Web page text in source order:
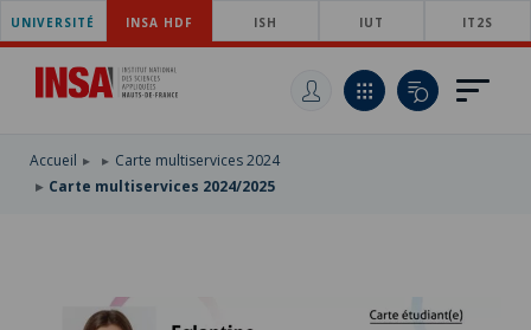
ACCÉDER
AU
MENU
PRINCIPAL
ALLER
CONTENU
ACCÉDER
RECHERCHE
UNIVERSITÉ INSA HDF ISH IUT IT2S
Accueil
Carte multiservices 2024
Carte multiservices 2024/2025